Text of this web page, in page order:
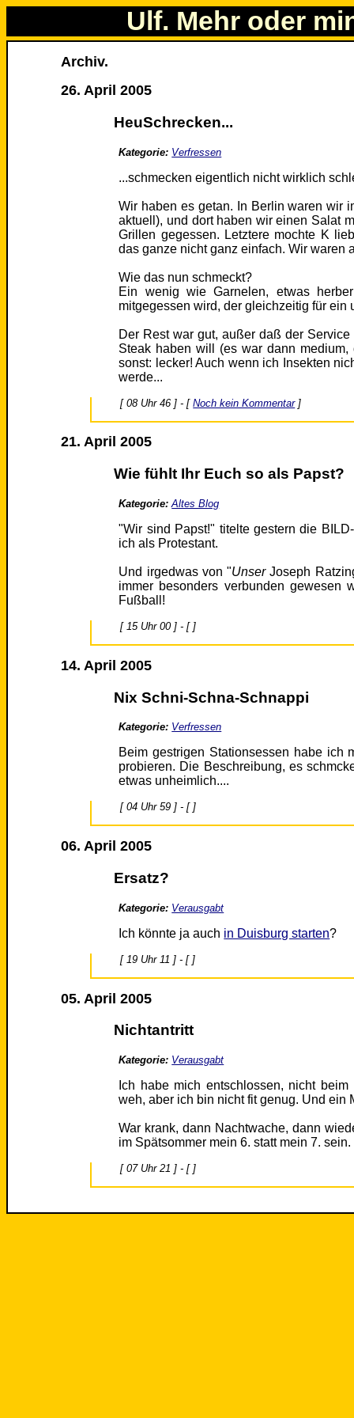
Ulf. Mehr oder
Archiv.
26. April 2005
HeuSchrecken...
Kategorie: Verfressen
...schmecken eigentlich nicht wirklich
Wir haben es getan. In Berlin waren wir
aktuell), und dort haben wir einen Salat
Grillen gegessen. Letztere mochte K
das ganze nicht ganz einfach. Wir waren
Wie das nun schmeckt?
Ein wenig wie Garnelen, etwas
mitgegessen wird, der gleichzeitig für ein
Der Rest war gut, außer daß der
Steak haben will (es war dann
sonst: lecker! Auch wenn ich Insekten
werde...
[ 08 Uhr 46 ] - [Noch kein Kommentar]
21. April 2005
Wie fühlt Ihr Euch so als Papst?
Kategorie: Altes Blog
"Wir sind Papst!" titelte gestern die
ich als Protestant.
Und irgedwas von "UnserJoseph
immer besonders verbunden
Fußball!
[ 15 Uhr 00 ] - [ ]
14. April 2005
Nix Schni-Schna-Schnappi
Kategorie: Verfressen
Beim gestrigen Stationsessen habe ich
probieren. Die Beschreibung, es
etwas unheimlich....
[ 04 Uhr 59 ] - [ ]
06. April 2005
Ersatz?
Kategorie: Verausgabt
Ich könnte ja auch in Duisburg starten?
[ 19 Uhr 11 ] - [ ]
05. April 2005
Nichtantritt
Kategorie: Verausgabt
Ich habe mich entschlossen, nicht
weh, aber ich bin nicht fit genug. Und ein
War krank, dann Nachtwache, dann
im Spätsommer mein 6. statt mein 7. sein.
[ 07 Uhr 21 ] - [ ]